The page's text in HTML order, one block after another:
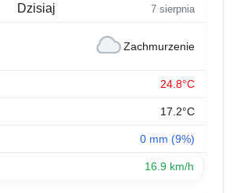
Dzisiaj 7 sierpnia
Zachmurzenie
24.8°C
17.2°C
0 mm (9%)
16.9 km/h